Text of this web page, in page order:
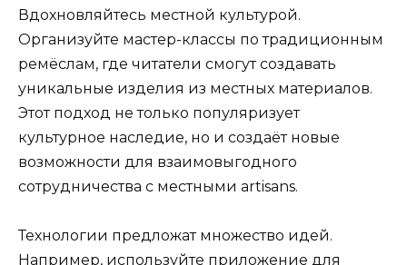
Вдохновляйтесь местной культурой.
Организуйте мастер-классы по традиционным
ремёслам, где читатели смогут создавать
уникальные изделия из местных материалов.
Этот подход не только популяризует
культурное наследие, но и создаёт новые
возможности для взаимовыгодного
сотрудничества с местными artisans.
Технологии предложат множество идей.
Например, используйте приложение для